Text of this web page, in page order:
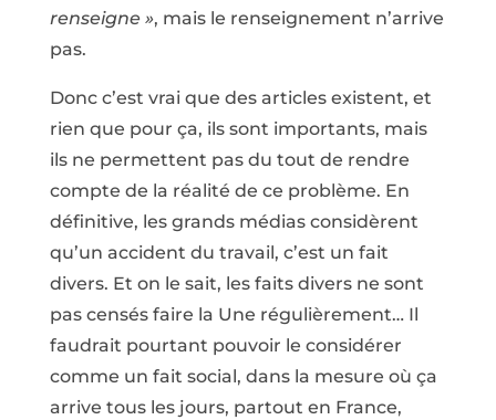
renseigne », mais le renseignement n’arrive
pas.
Donc c’est vrai que des articles existent, et
rien que pour ça, ils sont importants, mais
ils ne permettent pas du tout de rendre
compte de la réalité de ce problème. En
définitive, les grands médias considèrent
qu’un accident du travail, c’est un fait
divers. Et on le sait, les faits divers ne sont
pas censés faire la Une régulièrement… Il
faudrait pourtant pouvoir le considérer
comme un fait social, dans la mesure où ça
arrive tous les jours, partout en France,